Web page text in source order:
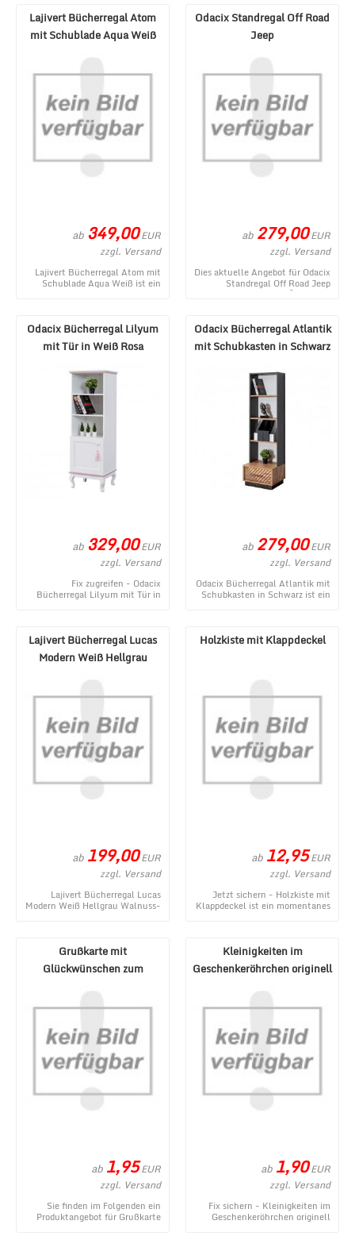
Lajivert Bücherregal Atom
mit Schublade Aqua Weiß
ab 349,00EUR
zzgl. Versand
Lajivert Bücherregal Atom mit
Schublade Aqua Weiß ist ein
Odacix Standregal Off Road
Jeep
ab 279,00EUR
zzgl. Versand
Dies aktuelle Angebot für Odacix
Standregal Off Road Jeep
entstammt aus dem MÃ¶bel Lux
Odacix Bücherregal Lilyum
mit Tür in Weiß Rosa
ab 329,00EUR
zzgl. Versand
Fix zugreifen - Odacix
Bücherregal Lilyum mit Tür in
Odacix Bücherregal Atlantik
mit Schubkasten in Schwarz
ab 279,00EUR
zzgl. Versand
Odacix Bücherregal Atlantik mit
Schubkasten in Schwarz ist ein
Lajivert Bücherregal Lucas
Modern Weiß Hellgrau
ab 199,00EUR
zzgl. Versand
Lajivert Bücherregal Lucas
Modern Weiß Hellgrau Walnuss-
Holzkiste mit Klappdeckel
ab 12,95EUR
zzgl. Versand
Jetzt sichern - Holzkiste mit
Klappdeckel ist ein momentanes
Grußkarte mit
Glückwünschen zum
verschiedene ...
ab 1,95EUR
zzgl. Versand
Sie finden im Folgenden ein
Produktangebot für Grußkarte
Kleinigkeiten im
Geschenkeröhrchen originell
ab 1,90EUR
zzgl. Versand
Fix sichern - Kleinigkeiten im
Geschenkeröhrchen originell